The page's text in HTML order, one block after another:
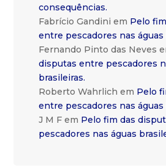
consequências.
Fabrício Gandini em Pelo
entre pescadores nas águas
Fernando Pinto das Neves
disputas entre pescadores
brasileiras.
Roberto Wahrlich em Pelo
entre pescadores nas águas
J M Fem Pelo fim das
pescadores nas águas